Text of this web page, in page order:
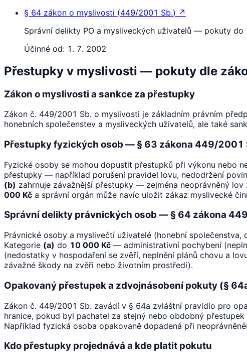
§ 64 zákon o myslivosti (449/2001 Sb.) ↗
Správní delikty PO a mysliveckých uživatelů — pokuty
Účinné od: 1. 7. 2002
Přestupky v myslivosti — pokuty dle
Zákon o myslivosti a sankce za přestupky
Zákon č. 449/2001 Sb. o myslivosti je základním právním
honebních společenstev a mysliveckých uživatelů, ale také
Přestupky fyzických osob — § 63 zákona 449/2001
Fyzické osoby se mohou dopustit přestupků při výkonu nebo
přestupky — například porušení pravidel lovu, nedodržení
(b) zahrnuje závažnější přestupky — zejména neoprávněný
000 Kč a správní orgán může navíc uložit zákaz myslivecké
Správní delikty právnických osob — § 64 zákona
Právnické osoby a myslivečtí uživatelé (honební
Kategorie (a) do 10 000 Kč — administrativní pochybení
(nedostatky v hospodaření se zvěří, neplnění plánů chovu a
závažné škody na zvěři nebo životním prostředí).
Opakovaný přestupek a zdvojnásobení pokuty (§
Zákon č. 449/2001 Sb. zavádí v § 64a zvláštní pravidlo pro
hranice, pokud byl pachatel za stejný nebo obdobný
Například fyzická osoba opakovaně dopadená při
Kdo přestupky projednává a kde platit pokutu